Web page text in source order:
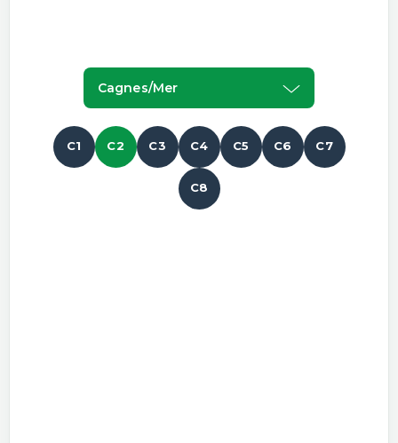
Cagnes/mer
C1 C2 C3 C4 C5 C6 C7
C8